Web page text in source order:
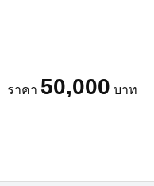
ราคา 50,000 บาท